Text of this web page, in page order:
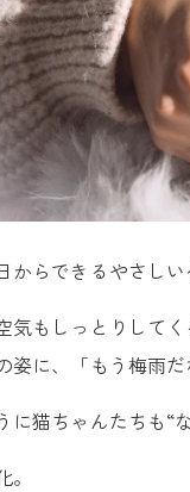
からできるやさしい
もしっとりしてく
姿に、「もう梅雨
に猫ちゃんたちも“